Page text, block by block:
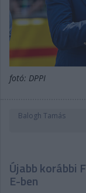
fotó: DPPI
Balogh Tamás
Újabb korábbi
E-ben